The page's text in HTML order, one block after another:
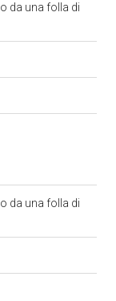
da una folla di
da una folla di